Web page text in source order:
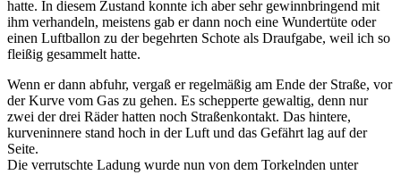
hatte. In diesem Zustand konnte ich aber sehr gewinnbringend mit
ihm verhandeln, meistens gab er dann noch eine Wundertüte oder
einen Luftballon zu der begehrten Schote als Draufgabe, weil ich so
fleißig gesammelt hatte.
Wenn er dann abfuhr, vergaß er regelmäßig am Ende der Straße, vor
der Kurve vom Gas zu gehen. Es schepperte gewaltig, denn nur
zwei der drei Räder hatten noch Straßenkontakt. Das hintere,
kurveninnere stand hoch in der Luft und das Gefährt lag auf der
Seite.
Die verrutschte Ladung wurde nun von dem Torkelnden unter